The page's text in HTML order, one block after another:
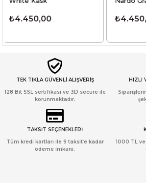
₺4.450,00
TEK TIKLA GÜVENLİ ALIŞVERİŞ
128 Bit SSL sertifikası ve 3D secure ile
korunmaktadır.
HIZLI
TAKSİT SEÇENEKLERİ
Tüm kredi kartları ile 9 taksit’e kadar
ödeme imkanı.
1000 TL